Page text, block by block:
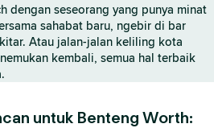
dengan seseorang yang punya minat
sahabat baru, ngebir di bar
Atau jalan-jalan keliling kota
kembali, semua hal terbaik
untuk Benteng Worth: